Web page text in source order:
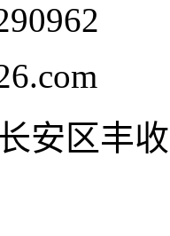
安区丰